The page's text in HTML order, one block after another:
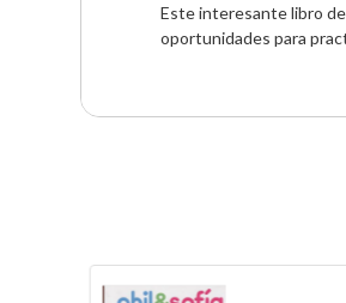
Este interesante libro de
oportunidades para